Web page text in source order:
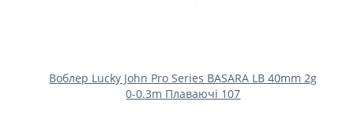
Воблер Lucky John Pro Series BASARA LB 40mm 2g
0-0.3m Плаваючі 107